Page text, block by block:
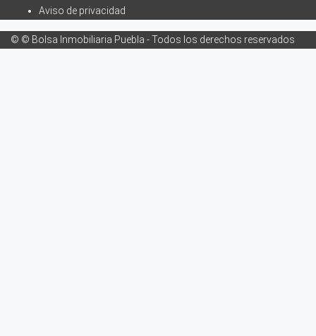
Aviso de privacidad
© © Bolsa Inmobiliaria Puebla - Todos los derechos reservados